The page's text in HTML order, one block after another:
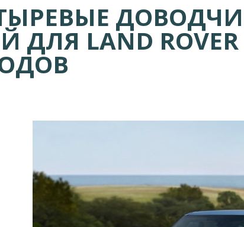
ДЛЯ LAND ROVER